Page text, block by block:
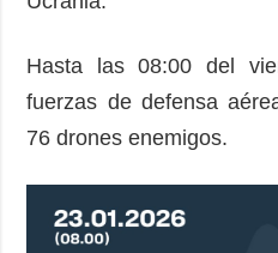
Hasta las 08:00 del
fuerzas de defensa
76 drones enemigos.